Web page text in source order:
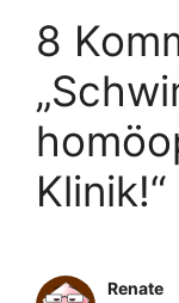
8
Klinik!“
Renate